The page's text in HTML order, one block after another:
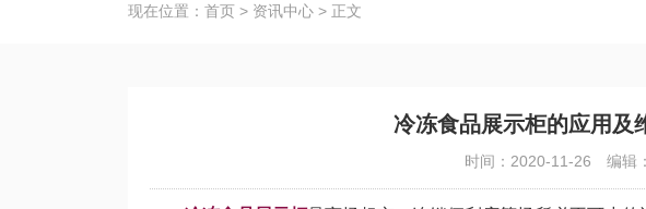
现在位置： 首页 > 资讯中心 > 正文
冷冻食品展示柜的应用及
时间：2020-11-26 编辑